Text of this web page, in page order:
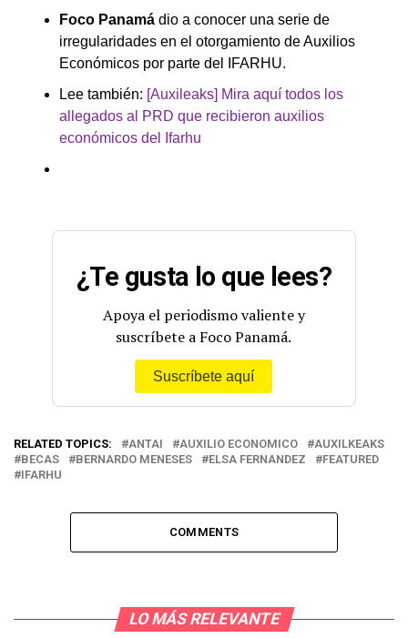
Foco Panamá dio a conocer una serie de
irregularidades en el otorgamiento de Auxilios
Económicos por parte del IFARHU.
Lee también: [Auxileaks] Mira aquí todos los
allegados al PRD que recibieron auxilios
económicos del Ifarhu
¿Te gusta lo que lees?
Apoya el periodismo valiente y
suscríbete a Foco Panamá.
Suscríbete aquí
RELATED TOPICS: ANTAI AUXILIO ECONOMICO
AUXILKEAKS
BECAS
BERNARDO MENESES ELSA FERNANDEZ
FEATURED
IFARHU
COMMENTS
LO MÁS RELEVANTE